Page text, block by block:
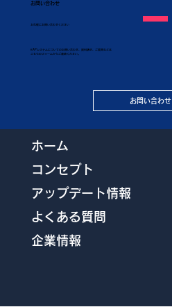
お問い合わせ
​お気軽にお問い合わせください
お問い合わせ
KAPシステムについてのお問い合わせ、資料請求、ご質問などは
こちらのフォームからご連絡ください。
ホーム
コンセプト
アップデート情報
よくある質問
企業情報